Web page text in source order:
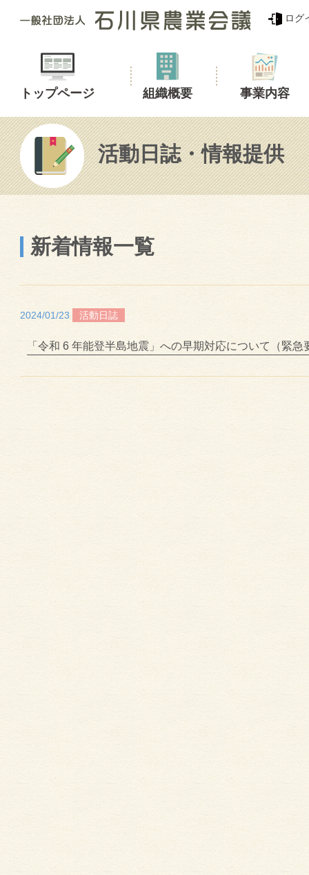
ログ
トップページ 組織概要 事業内容
活動日誌・情報提供
新着情報一覧
2024/01/23 活動日誌
「令和 6 年能登半島地震」への早期対応について（緊急